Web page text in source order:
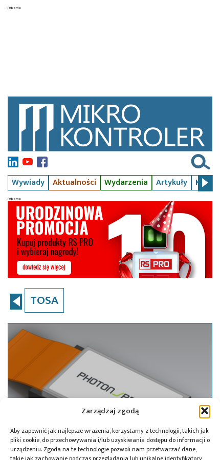
Zarządzaj zgodą
Aby zapewnić jak najlepsze wrażenia, korzystamy z technologii, takich jak
pliki cookie, do przechowywania i/lub uzyskiwania dostępu do informacji o
urządzeniu. Zgoda na te technologie pozwoli nam przetwarzać dane,
Wywiady Aktualności Wydarzenia Artykuły Kursy
TOSA